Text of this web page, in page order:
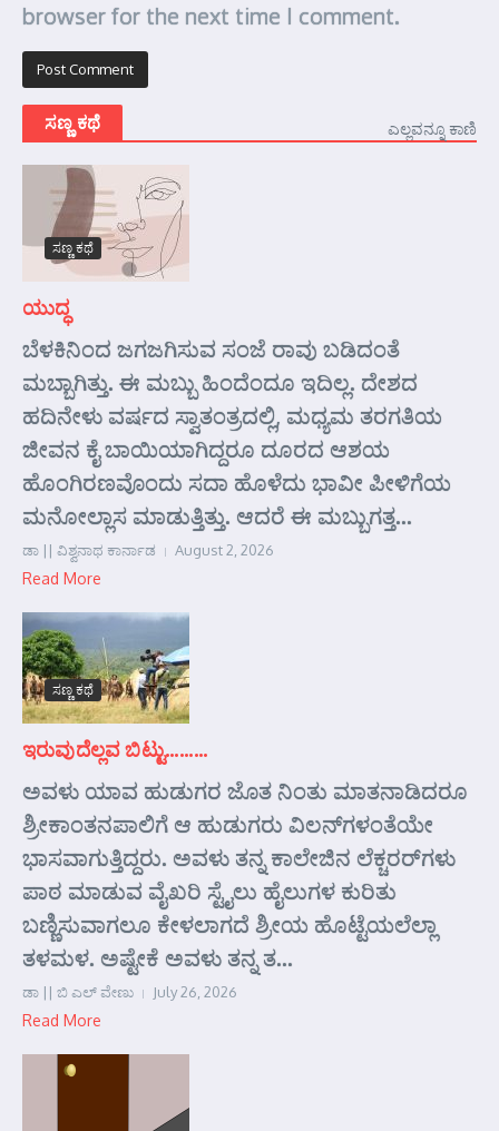
browser for the next time I comment.
ಸಣ್ಣ ಕಥೆ ಎಲ್ಲವನ್ನೂ ಕಾಣಿ
ಸಣ್ಣ ಕಥೆ
ಯುದ್ಧ
ಬೆಳಕಿನಿಂದ ಜಗಜಗಿಸುವ ಸಂಜೆ ರಾವು ಬಡಿದಂತೆ
ಮಬ್ಬಾಗಿತ್ತು. ಈ ಮಬ್ಬು ಹಿಂದೆಂದೂ ಇದಿಲ್ಲ. ದೇಶದ
ಹದಿನೇಳು ವರ್ಷದ ಸ್ವಾತಂತ್ರದಲ್ಲಿ, ಮಧ್ಯಮ ತರಗತಿಯ
ಜೀವನ ಕೈ ಬಾಯಿಯಾಗಿದ್ದರೂ ದೂರದ ಆಶಯ
ಹೊಂಗಿರಣವೊಂದು ಸದಾ ಹೊಳೆದು ಭಾವೀ ಪೀಳಿಗೆಯ
ಮನೋಲ್ಲಾಸ ಮಾಡುತ್ತಿತ್ತು. ಆದರೆ ಈ ಮಬ್ಬುಗತ್ತ...
ಡಾ || ವಿಶ್ವನಾಥ ಕಾರ್ನಾಡ August 2, 2026
Read More
ಸಣ್ಣ ಕಥೆ
ಇರುವುದೆಲ್ಲವ ಬಿಟ್ಟು………
ಅವಳು ಯಾವ ಹುಡುಗರ ಜೊತ ನಿಂತು ಮಾತನಾಡಿದರೂ
ಶ್ರೀಕಾಂತನಪಾಲಿಗೆ ಆ ಹುಡುಗರು ವಿಲನ್‌ಗಳಂತೆಯೇ
ಭಾಸವಾಗುತ್ತಿದ್ದರು. ಅವಳು ತನ್ನ ಕಾಲೇಜಿನ ಲೆಕ್ಚರರ್‌ಗಳು
ಪಾಠ ಮಾಡುವ ವೈಖರಿ ಸ್ಟೈಲು ಹೈಲುಗಳ ಕುರಿತು
ಬಣ್ಣಿಸುವಾಗಲೂ ಕೇಳಲಾಗದೆ ಶ್ರೀಯ ಹೊಟ್ಟೆಯಲೆಲ್ಲಾ
ತಳಮಳ. ಅಷ್ಟೇಕೆ ಅವಳು ತನ್ನ ತ...
ಡಾ || ಬಿ ಎಲ್ ವೇಣು July 26, 2026
Read More